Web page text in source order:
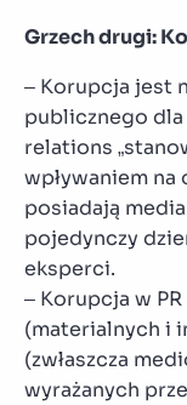
Grzech drugi:
– Korupcja jest
publicznego
relations
wpływaniem
posiadają
pojedynczy
eksperci.
– Korupcja w
(materialnych i
(zwłaszcza
wyrażanych